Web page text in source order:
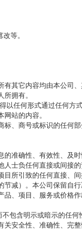
等。
其它内容均由本公司
拥有。
任何形式通过任何方式
站的内容。
、商号或标识的任何
准确性、有效性、及时
士负任何直接或间接
目所引致的任何直接、
减）。本公司保留自
、项目、服务或价格
包含明示或暗示的任何
安全性、准确性、完整